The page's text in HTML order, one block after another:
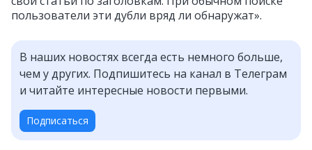
пользователи эти дубли вряд ли обнаружат».
В наших новостях всегда есть немного больше,
чем у других. Подпишитесь на канал в Телеграм
и читайте интересные новости первыми.
Подписаться